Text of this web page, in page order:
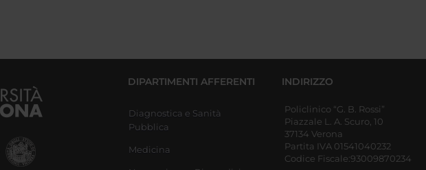
DIPARTIMENTI AFFERENTI
Diagnostica e Sanità
Pubblica
Medicina
INDIRIZZO
Policlinico “G. B. Rossi”
Piazzale L. A. Scuro, 10
37134 Verona
Partita IVA 01541040232
Codice Fiscale:93009870234